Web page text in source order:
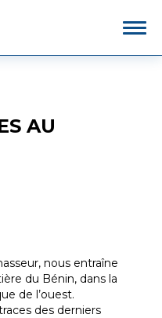
AU
nous entraîne
du Bénin, dans la
de l’ouest.
des derniers